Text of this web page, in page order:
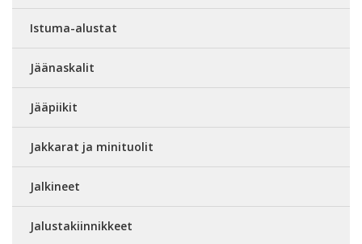
Istuma-alustat
Jäänaskalit
Jääpiikit
Jakkarat ja minituolit
Jalkineet
Jalustakiinnikkeet